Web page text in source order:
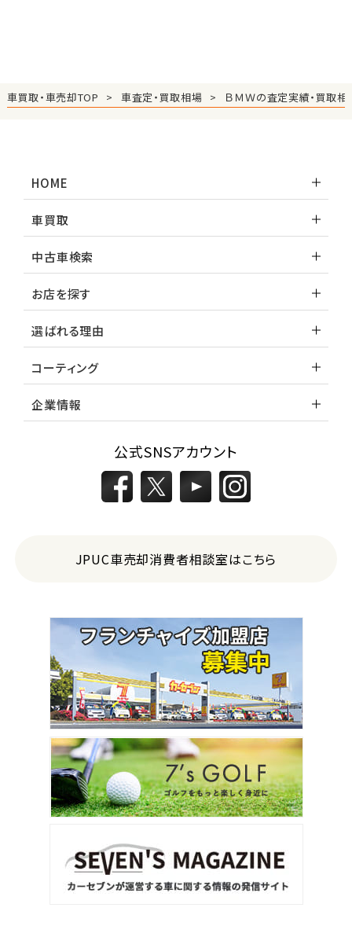
車買取・車売却TOP 車査定・買取相場 ＢＭＷの査定実績・買取相
HOME
車買取
中古車検索
お店を探す
選ばれる理由
コーティング
企業情報
公式SNSアカウント
JPUC車売却消費者相談室はこちら